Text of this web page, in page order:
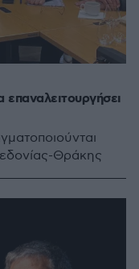
Θράκης